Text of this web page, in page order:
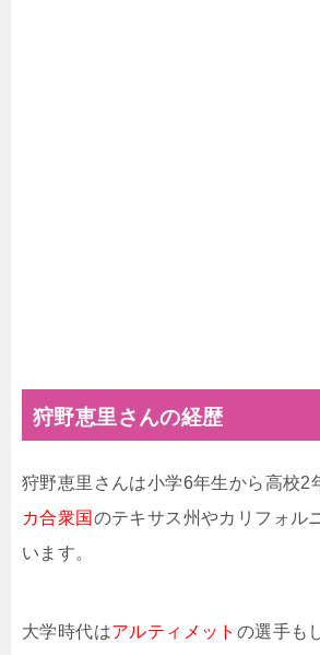
狩野恵里さんの経歴
狩野恵里さんは小学6年生から高校2
カ合衆国のテキサス州やカリフォル
います。
大学時代はアルティメット の選手も